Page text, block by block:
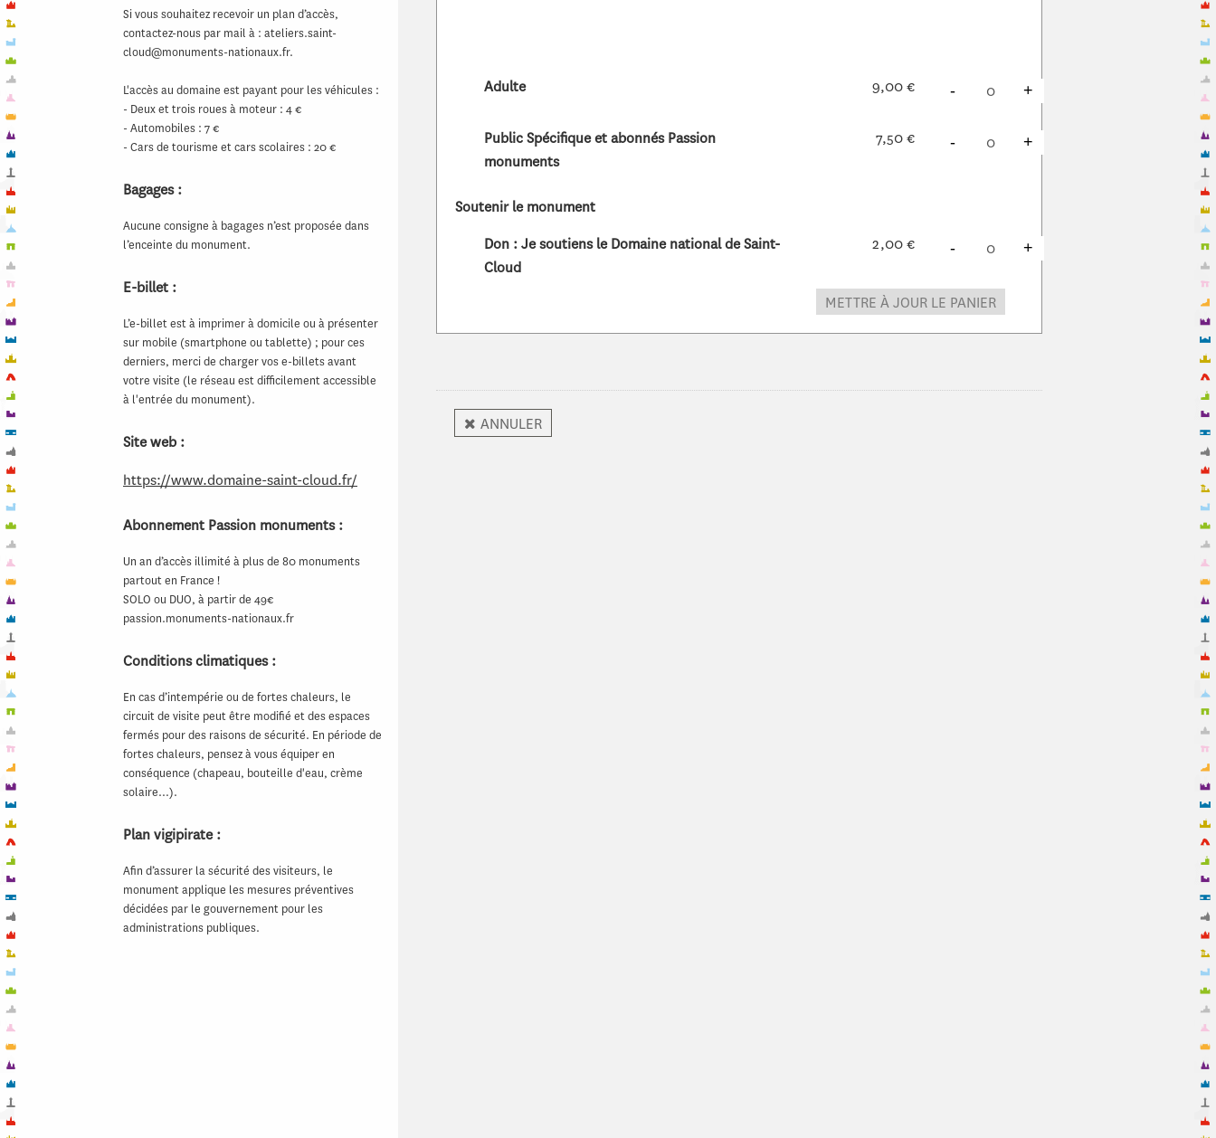
Si vous souhaitez recevoir un plan d’accès,
contactez-nous par mail à : ateliers.saint-
cloud@monuments-nationaux.fr.
L'accès au domaine est payant pour les véhicules :
- Deux et trois roues à moteur : 4 €
- Automobiles : 7 €
- Cars de tourisme et cars scolaires : 20 €
Bagages :
Aucune consigne à bagages n’est proposée dans
l’enceinte du monument.
E-billet :
L’e-billet est à imprimer à domicile ou à présenter
sur mobile (smartphone ou tablette) ; pour ces
derniers, merci de charger vos e-billets avant
votre visite (le réseau est difficilement accessible
à l'entrée du monument).
Site web :
https://www.domaine-saint-cloud.fr/
Abonnement Passion monuments :
Un an d’accès illimité à plus de 80 monuments
partout en France !
SOLO ou DUO, à partir de 49€
passion.monuments-nationaux.fr
Conditions climatiques :
En cas d’intempérie ou de fortes chaleurs, le
circuit de visite peut être modifié et des espaces
fermés pour des raisons de sécurité. En période de
fortes chaleurs, pensez à vous équiper en
conséquence (chapeau, bouteille d'eau, crème
solaire…).
Plan vigipirate :
Afin d’assurer la sécurité des visiteurs, le
monument applique les mesures préventives
décidées par le gouvernement pour les
administrations publiques.
Adulte 9,00 € -DIMINUER
ÀPRODUITS
+AUGMENTER
ÀPRODUITS
Public Spécifique et abonnés Passion
monuments
7,50 € -DIMINUER
ÀPRODUITS
+AUGMENTER
ÀPRODUITS
Soutenir le monument
Don : Je soutiens le Domaine national de Saint-
Cloud
2,00 € -DIMINUER
ÀPRODUITS
+AUGMENTER
ÀPRODUITS
METTRE À JOUR LE PANIER
ANNULER